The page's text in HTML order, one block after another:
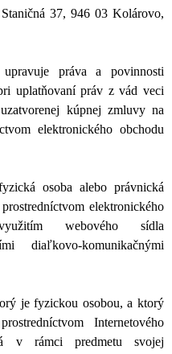
37, 946 03 Kolárovo,
upravuje práva a povinnosti
uplatňovaní práv z vád veci
kúpnej zmluvy na
elektronického obchodu
osoba alebo právnická
elektronického
webového sídla
diaľkovo-komunikačnými
je fyzickou osobou, a ktorý
Internetového
v rámci predmetu svojej